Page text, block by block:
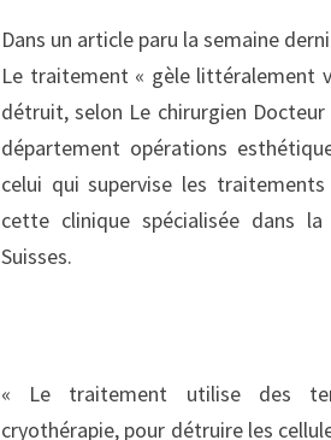
Dans un article paru la semaine
Le traitement « gèle littéralement
détruit, selon Le chirurgien
département opérations
celui qui supervise les
cette clinique spécialisée dans
Suisses.
« Le traitement utilise des
cryothérapie, pour détruire les